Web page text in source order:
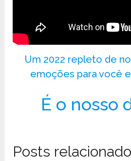
Um 2022 repleto de
emoções para você
É o nosso
Posts